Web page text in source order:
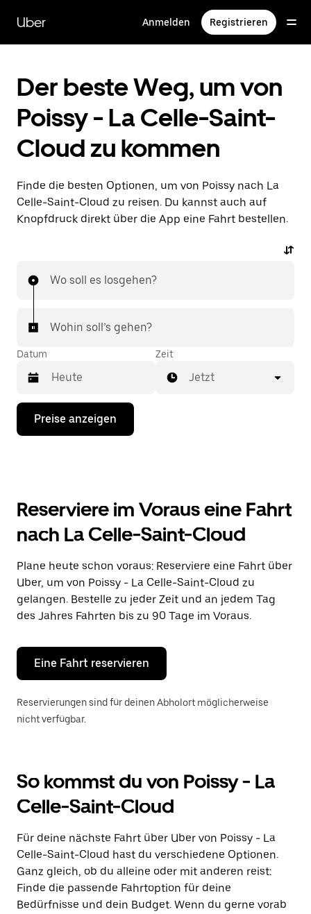
zum
Hauptinhalt
Uber Anmelden Registrieren
Der beste Weg, um von
Poissy - La Celle-Saint-
Cloud zu kommen
Finde die besten Optionen, um von Poissy nach La
Celle-Saint-Cloud zu reisen. Du kannst auch auf
Knopfdruck direkt über die App eine Fahrt bestellen.
Wo soll es losgehen?
Wohin soll’s gehen?
Datum
Drücke
Nach-
Kalender
interagieren
ein
Datum
auszuwählen.
Drücke
die
Escape-
um
den
Kalender
schließen.
Zeit
Jetzt
Preise anzeigen
Reserviere im Voraus eine Fahrt
nach La Celle-Saint-Cloud
Plane heute schon voraus: Reserviere eine Fahrt über
Uber, um von Poissy - La Celle-Saint-Cloud zu
gelangen. Bestelle zu jeder Zeit und an jedem Tag
des Jahres Fahrten bis zu 90 Tage im Voraus.
Eine Fahrt reservieren
Reservierungen sind für deinen Abholort möglicherweise
nicht verfügbar.
So kommst du von Poissy - La
Celle-Saint-Cloud
Für deine nächste Fahrt über Uber von Poissy - La
Celle-Saint-Cloud hast du verschiedene Optionen.
Ganz gleich, ob du alleine oder mit anderen reist:
Finde die passende Fahrtoption für deine
Bedürfnisse und dein Budget. Wenn du gerne vorab